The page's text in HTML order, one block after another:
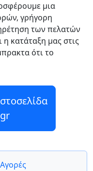
μια
γρήγορη
των πελατών
κατάταξη μας στις
ότι το